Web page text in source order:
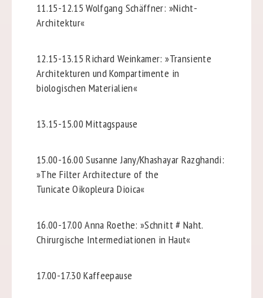
11.15-12.15 Wolfgang Schäffner: »Nicht-
Architektur«
12.15-13.15 Richard Weinkamer: »Transiente
Architekturen und Kompartimente in
biologischen Materialien«
13.15-15.00 Mittagspause
15.00-16.00 Susanne Jany/Khashayar Razghandi:
»The Filter Architecture of the
Tunicate Oikopleura Dioica«
16.00-17.00 Anna Roethe: »Schnitt # Naht.
Chirurgische Intermediationen in Haut«
17.00-17.30 Kaffeepause